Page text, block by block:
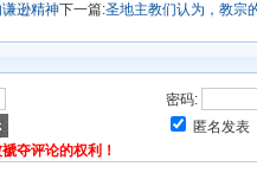
逊精神下一篇:圣地主教们认为，教宗
密码:
匿名发表
夺评论的权利！